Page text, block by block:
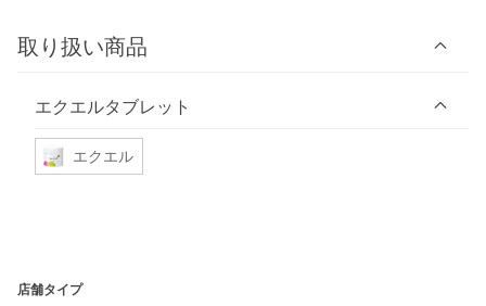
取り扱い商品
エクエルタブレット
エクエル
店舗タイプ